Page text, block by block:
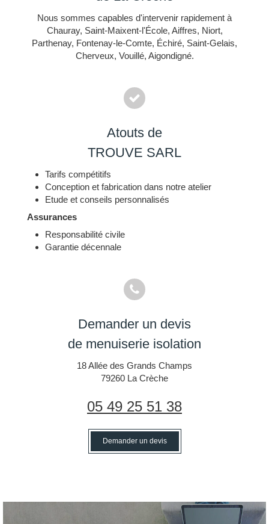
Nous sommes capables d'intervenir rapidement à
Chauray, Saint-Maixent-l'École, Aiffres, Niort,
Parthenay, Fontenay-le-Comte, Échiré, Saint-Gelais,
Cherveux, Vouillé, Aigondigné.
Atouts de
TROUVE SARL
Tarifs compétitifs
Conception et fabrication dans notre atelier
Etude et conseils personnalisés
Assurances
Responsabilité civile
Garantie décennale
Demander un devis
de menuiserie isolation
18 Allée des Grands Champs
79260 La Crèche
05 49 25 51 38
Demander un devis